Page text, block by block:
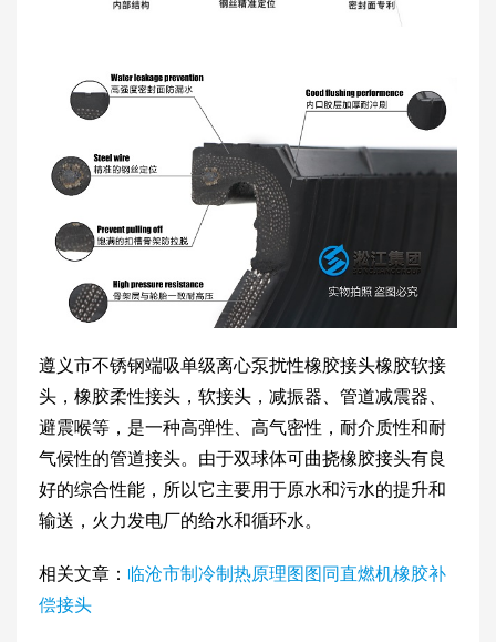
遵义市不锈钢端吸单级离心泵扰性橡胶接头橡胶软接
头，橡胶柔性接头，软接头，减振器、管道减震器、
避震喉等，是一种高弹性、高气密性，耐介质性和耐
气候性的管道接头。由于双球体可曲挠橡胶接头有良
好的综合性能，所以它主要用于原水和污水的提升和
输送，火力发电厂的给水和循环水。
相关文章： 临沧市制冷制热原理图图同直燃机橡胶补
偿接头